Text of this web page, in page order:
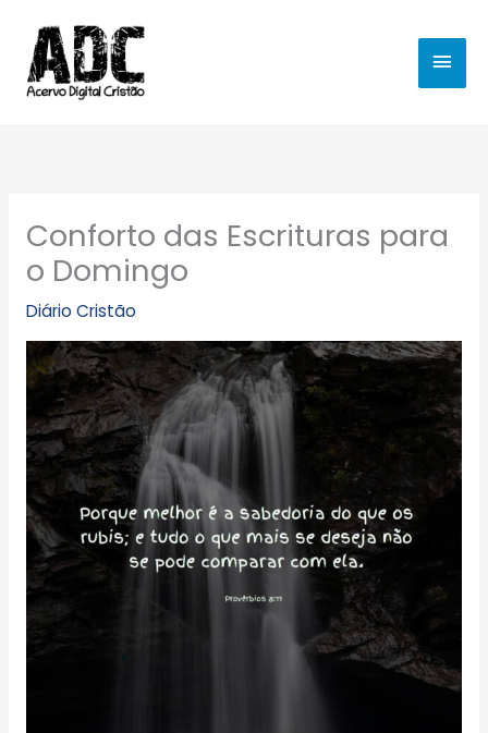
para
conteúdo
Conforto das Escrituras para
o Domingo
Diário Cristão